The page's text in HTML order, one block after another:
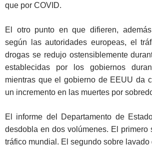
que por COVID.
El otro punto en que difieren,
según las autoridades europeas, el
drogas se redujo ostensiblemente
establecidas por los gobiernos
mientras que el gobierno de EEUU da
un incremento en las muertes por
El informe del Departamento de
desdobla en dos volúmenes. El primero
tráfico mundial. El segundo sobre lavado